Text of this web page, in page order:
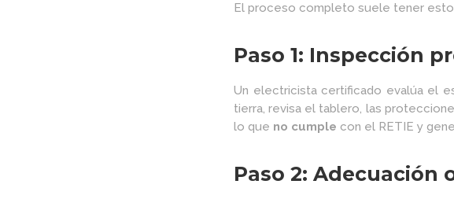
El proceso completo suele tener
Paso 1: Inspección
Un electricista certificado evalúa el
tierra, revisa el tablero, las
lo que no cumple con el RETIE y
Paso 2: Adecuación